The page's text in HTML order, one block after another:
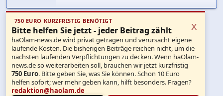
750 EURO KURZFRISTIG BENÖTIGT
Bitte helfen Sie jetzt - jeder Beitrag zählt
haOlam-news.de wird privat getragen und verursacht eigene
laufende Kosten. Die bisherigen Beiträge reichen nicht, um die
nächsten laufenden Verpflichtungen zu decken. Wenn haOlam-
news.de so weiterarbeiten soll, brauchen wir jetzt kurzfristig
750 Euro. Bitte geben Sie, was Sie können. Schon 10 Euro
helfen sofort; wer mehr geben kann, hilft besonders. Fragen?
redaktion@haolam.de
x